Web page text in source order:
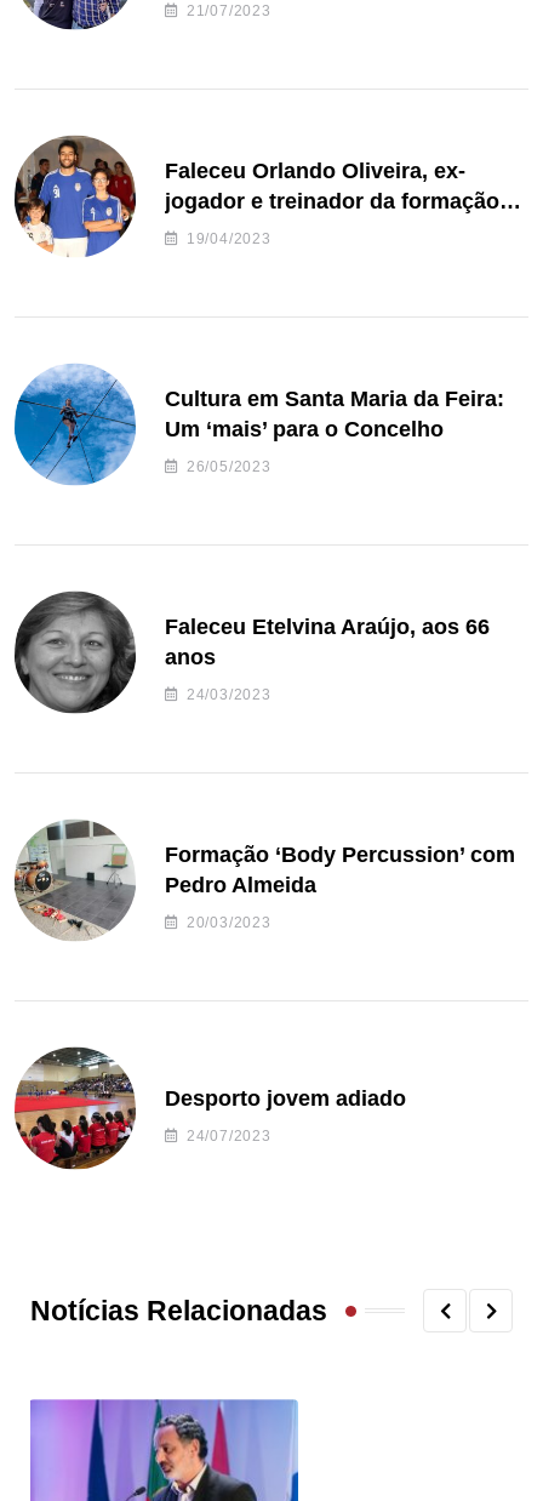
21/07/2023
Faleceu Orlando Oliveira, ex-
jogador e treinador da formação
de andebol do Feirense
19/04/2023
Cultura em Santa Maria da Feira:
Um ‘mais’ para o Concelho
26/05/2023
Faleceu Etelvina Araújo, aos 66
anos
24/03/2023
Formação ‘Body Percussion’ com
Pedro Almeida
20/03/2023
Desporto jovem adiado
24/07/2023
Notícias Relacionadas